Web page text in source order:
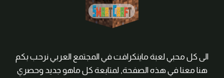
الى كل محبي لعبة ماينكرافت في المجتمع العربي نرحب بكم
هنا معنا في هذه الصفحة, لمتابعة كل ماهو جديد وحصري